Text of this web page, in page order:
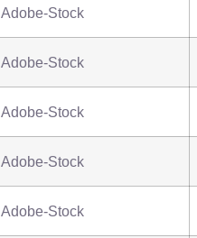
Adobe-Stock
Adobe-Stock
Adobe-Stock
Adobe-Stock
Adobe-Stock